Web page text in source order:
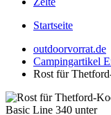
Startseite
outdoorvorrat.de
Campingartikel
Rost für